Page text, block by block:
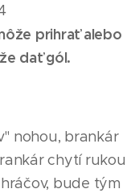
prihrať alebo
dať gól.
nohou, brankár
chytí rukou
bude tým